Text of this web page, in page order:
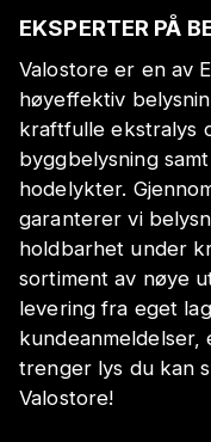
EKSPERTER PÅ
Valostore er en av
høyeffektiv
kraftfulle ekstralys
byggbelysning
hodelykter.
garanterer vi
holdbarhet under
sortiment av nøye
levering fra eget
trenger lys du kan
Valostore!